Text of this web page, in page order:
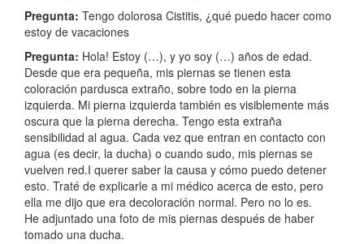
Pregunta: Tengo dolorosa Cistitis, ¿qué puedo hacer como
estoy de vacaciones
Pregunta: Hola! Estoy (…), y yo soy (…) años de edad.
Desde que era pequeña, mis piernas se tienen esta
coloración pardusca extraño, sobre todo en la pierna
izquierda. Mi pierna izquierda también es visiblemente más
oscura que la pierna derecha. Tengo esta extraña
sensibilidad al agua. Cada vez que entran en contacto con
agua (es decir, la ducha) o cuando sudo, mis piernas se
vuelven red.I querer saber la causa y cómo puedo detener
esto. Traté de explicarle a mi médico acerca de esto, pero
ella me dijo que era decoloración normal. Pero no lo es.
He adjuntado una foto de mis piernas después de haber
tomado una ducha.